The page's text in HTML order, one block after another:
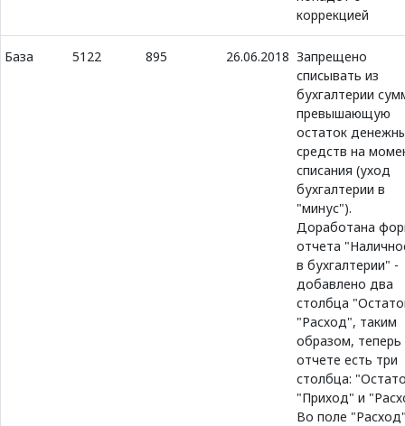
коррекцией
База 5122 895 26.06.2018 Запрещено
списывать из
бухгалтерии
превышающую
остаток
средств на
списания (уход
бухгалтерии в
"минус").
Доработана
отчета
в бухгалтерии" -
добавлено два
столбца
"Расход", таким
образом, теперь
отчете есть три
столбца:
"Приход" и
Во поле